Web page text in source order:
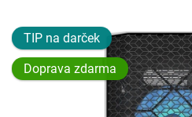
TIP na darček
Doprava zdarma